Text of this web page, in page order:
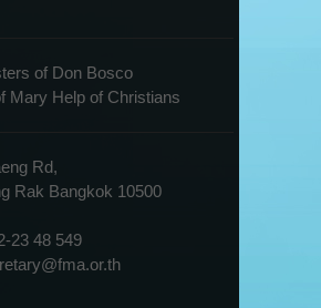
of Don Bosco
Mary Help of Christians
Rd,
Rak Bangkok 10500
23 48 549